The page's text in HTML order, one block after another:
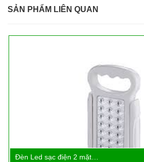
SẢN PHẨM LIÊN QUAN
Đèn Led sạc điện 2 mặt…